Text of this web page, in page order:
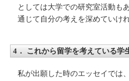
としては大学での研究室活動も
通じて自分の考えを深めていけ
4． これから留学を考えている学
私が出願した時のエッセイでは